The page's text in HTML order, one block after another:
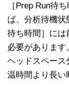
［Prep Run待
ば、分析待機状
待ち時間］には
必要があります
ヘッドスペース
温時間より長い